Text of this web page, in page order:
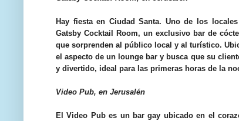
Hay fiesta en Ciudad Santa. Uno de los
Gatsby Cocktail Room, un exclusivo bar de
que sorprenden al público local y al turístico.
el aspecto de un lounge bar y busca que su
y divertido, ideal para las primeras horas de la
Video Pub, en Jerusalén
El Video Pub es un bar gay ubicado en el